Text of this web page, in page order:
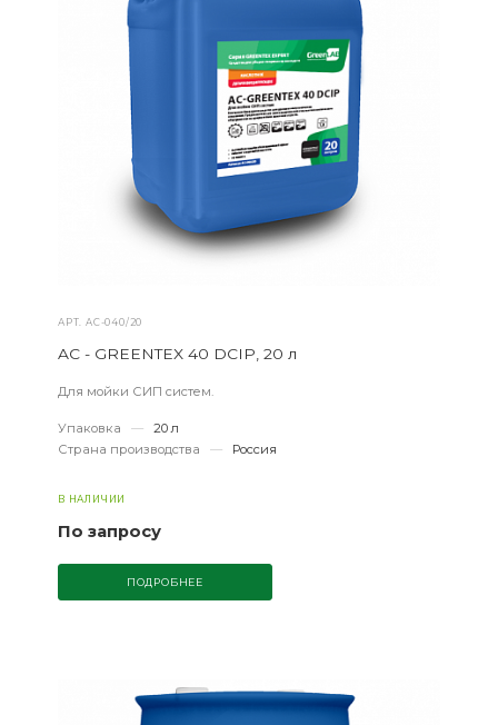
АРТ.AС-040/20
AC - GREENTEX 40 DCIP, 20 л
Для мойки СИП систем.
Упаковка —
20 л
Страна производства
— Россия
В НАЛИЧИИ
По запросу
ПОДРОБНЕЕ